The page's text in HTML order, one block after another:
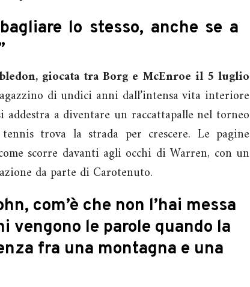
lo stesso, anche se a
giocata tra Borg e McEnroe il 5 luglio
di undici anni dall’intensa vita interiore
a diventare un raccattapalle nel torneo
trova la strada per crescere. Le pagine
scorre davanti agli occhi di Warren, con un
da parte di Carotenuto.
com’è che non l’hai messa
vengono le parole quando la
fra una montagna e una